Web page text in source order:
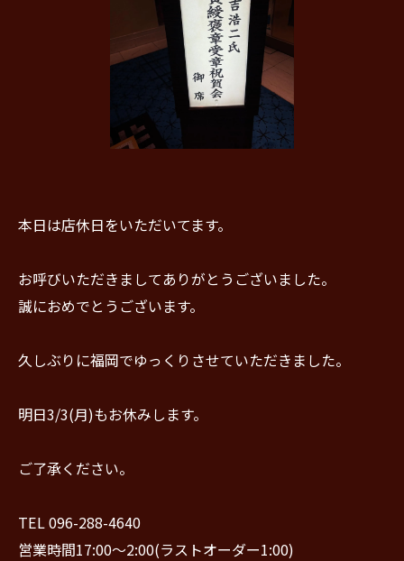
本日は店休日をいただいてます。
お呼びいただきましてありがとうございました。
誠におめでとうございます。
久しぶりに福岡でゆっくりさせていただきました。
明日3/3(月)もお休みします。
ご了承ください。
TEL 096-288-4640
営業時間17:00〜2:00(ラストオーダー1:00)